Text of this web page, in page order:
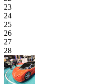
23
24
25
26
27
28